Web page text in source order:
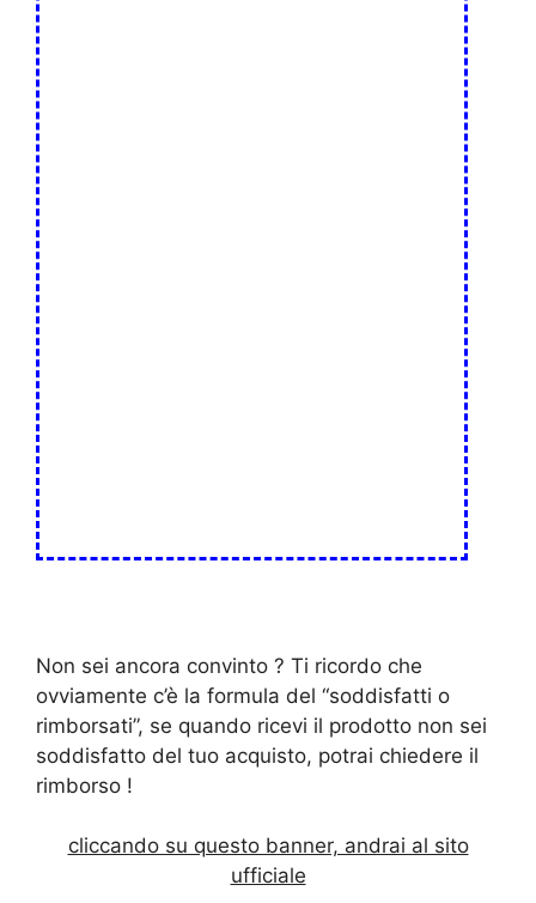
Non sei ancora convinto ? Ti ricordo che
ovviamente c’è la formula del “soddisfatti o
rimborsati”, se quando ricevi il prodotto non sei
soddisfatto del tuo acquisto, potrai chiedere il
rimborso !
cliccando su questo banner, andrai al sito
ufficiale